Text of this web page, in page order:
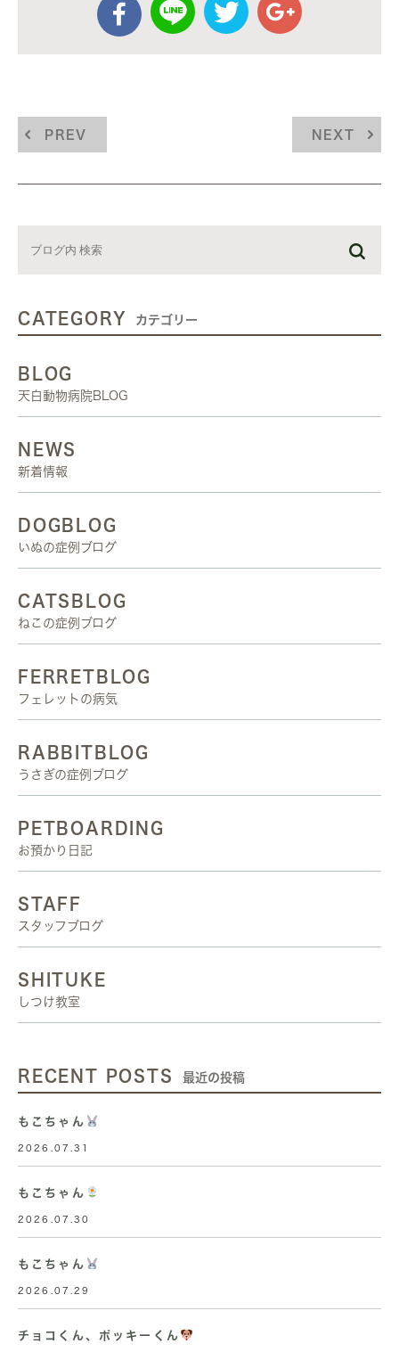
PREV NEXT
CATEGORY カテゴリー
BLOG
天白動物病院BLOG
NEWS
新着情報
DOGBLOG
いぬの症例ブログ
CATSBLOG
ねこの症例ブログ
FERRETBLOG
フェレットの病気
RABBITBLOG
うさぎの症例ブログ
PETBOARDING
お預かり日記
STAFF
スタッフブログ
SHITUKE
しつけ教室
RECENT POSTS 最近の投稿
もこちゃん
2026.07.31
もこちゃん
2026.07.30
もこちゃん
2026.07.29
チョコくん、ポッキーくん